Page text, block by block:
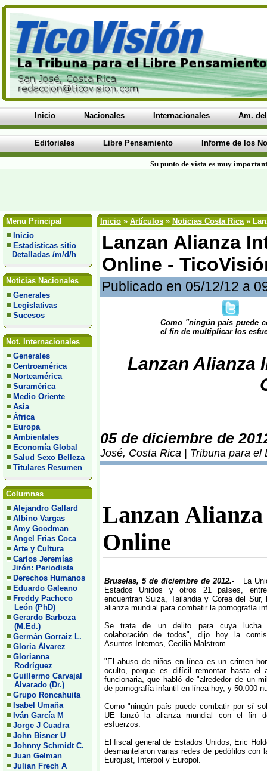
Inicio Nacionales Internacionales Am.
Editoriales Libre Pensamiento Informe de los
Su punto de vista es muy
Menu Principal
Inicio
Estadísticas sitio
Detalladas /m/d/h
Noticias Nacionales
Generales
Legislativas
Sucesos
Not. Internacionales
Generales
Centroamérica
Norteamérica
Suramérica
Medio Oriente
Asia
África
Europa
Ambientales
Economía Global
Salud Sexo Belleza
Titulares Resumen
Columnas
Alejandro Gallard
Albino Vargas
Amy Goodman
Angel Frias Coca
Arte y Cultura
Carlos Jeremías
Jirón: Periodista
Derechos Humanos
Eduardo Galeano
Freddy Pacheco
León (PhD)
Gerardo Barboza
(M.Ed.)
Germán Gorraiz L.
Gloria Álvarez
Glorianna
Rodríguez
Guillermo Carvajal
Alvarado (Dr.)
Grupo Roncahuita
Isabel Umaña
Iván García M
Jorge J Cuadra
John Bisner U
Johnny Schmidt C.
Juan Gelman
Julian Frech A
Inicio » Artículos » Noticias Costa Rica»
Lanzan Alianza
Online -
Publicado en 05/12/12 a
Como "ningún país puede
el fin de multiplicar los
Lanzan Alianza
05 de diciembre de
José, Costa Rica | Tribuna para el
Lanzan
Online
Bruselas, 5 de diciembre de 2012.-
La
Estados Unidos y otros 21 países,
encuentran Suiza, Tailandia y Corea del Sur,
alianza mundial para combatir la pornografía
Se trata de un delito para cuya lucha
colaboración de todos", dijo hoy la
Asuntos Internos, Cecilia Malstrom.
"El abuso de niños en línea es un crimen
oculto, porque es difícil remontar hasta el
funcionaria, que habló de "alrededor de un
de pornografía infantil en línea hoy, y 50.000
Como "ningún país puede combatir por sí
UE lanzó la alianza mundial con el fin
esfuerzos.
El fiscal general de Estados Unidos, Eric
desmantelaron varias redes de pedófilos con
Eurojust, Interpol y Europol.